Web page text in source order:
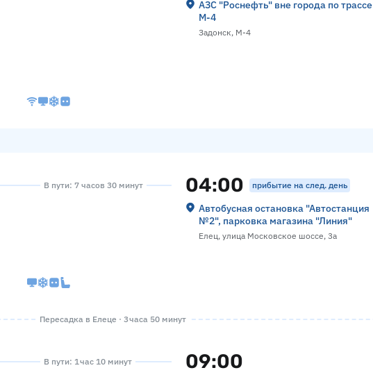
АЗС "Роснефть" вне города по трассе
М-4
Задонск, М-4
В пути: 7 часов 30 минут 04:00 прибытие на след. день
Автобусная остановка "Автостанция
№2", парковка магазина "Линия"
Елец, улица Московское шоссе, 3а
Пересадка в Елеце · 3 часа 50 минут
В пути: 1 час 10 минут 09:00